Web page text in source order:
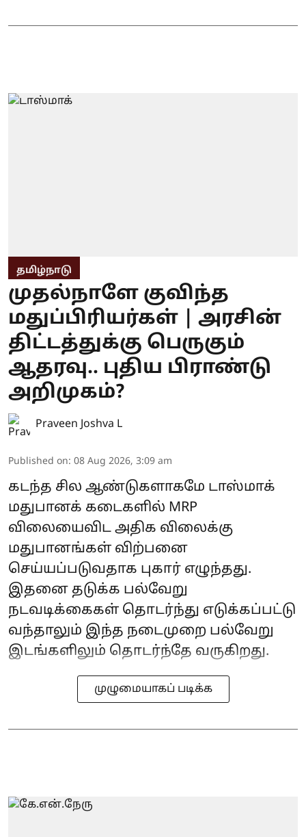
தமிழ்நாடு
முதல்நாளே குவிந்த
மதுப்பிரியர்கள் | அரசின்
திட்டத்துக்கு பெருகும்
ஆதரவு.. புதிய பிராண்டு
அறிமுகம்?
Praveen Joshva L
Published on: 08 Aug 2026, 3:09 am
கடந்த சில ஆண்டுகளாகமே டாஸ்மாக்
மதுபானக் கடைகளில் MRP
விலையைவிட அதிக விலைக்கு
மதுபானங்கள் விற்பனை
செய்யப்படுவதாக புகார் எழுந்தது.
இதனை தடுக்க பல்வேறு
நடவடிக்கைகள் தொடர்ந்து எடுக்கப்பட்டு
வந்தாலும் இந்த நடைமுறை பல்வேறு
இடங்களிலும் தொடர்ந்தே வருகிறது.
முழுமையாகப் படிக்க